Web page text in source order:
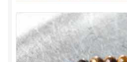
Mon compte
Accueil